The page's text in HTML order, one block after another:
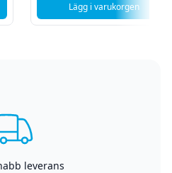
Tempered glass för Samsung
Lägg i varukorgen
, SiGN Strong
leverans